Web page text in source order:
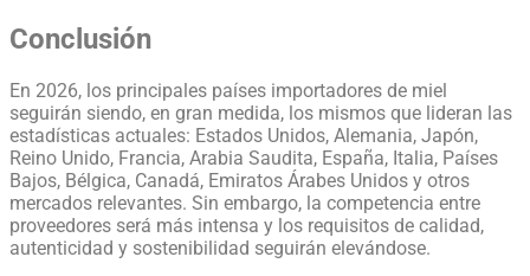
Conclusión
En 2026, los principales países importadores de miel
seguirán siendo, en gran medida, los mismos que lideran las
estadísticas actuales: Estados Unidos, Alemania, Japón,
Reino Unido, Francia, Arabia Saudita, España, Italia, Países
Bajos, Bélgica, Canadá, Emiratos Árabes Unidos y otros
mercados relevantes. Sin embargo, la competencia entre
proveedores será más intensa y los requisitos de calidad,
autenticidad y sostenibilidad seguirán elevándose.